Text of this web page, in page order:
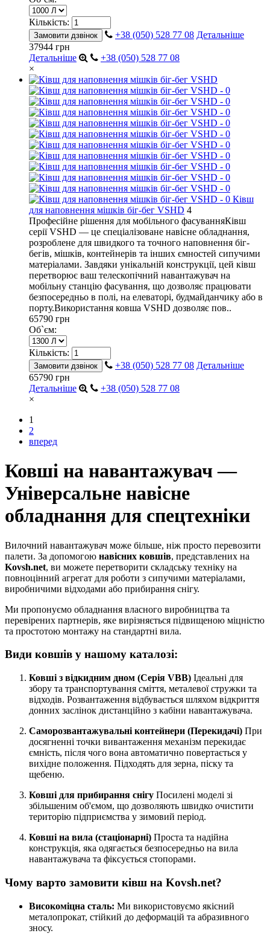
Кількість:
Замовити дзвінок +38 (050) 528 77 08 Детальніше
37944 грн
Детальніше
+38 (050) 528 77 08
×
Ківш
для наповнення мішків біг-бег VSHD 4
Професійне рішення для мобільного фасуванняКівш
серії VSHD — це спеціалізоване навісне обладнання,
розроблене для швидкого та точного наповнення біг-
бегів, мішків, контейнерів та інших ємностей сипучими
матеріалами. Завдяки унікальній конструкції, цей ківш
перетворює ваш телескопічний навантажувач на
мобільну станцію фасування, що дозволяє працювати
безпосередньо в полі, на елеваторі, будмайданчику або в
порту.Використання ковша VSHD дозволяє пов..
65790 грн
Об`єм:
Кількість:
Замовити дзвінок +38 (050) 528 77 08 Детальніше
65790 грн
Детальніше
+38 (050) 528 77 08
×
1
2
вперед
Ковші на навантажувач —
Універсальне навісне
обладнання для спецтехніки
Вилочний навантажувач може більше, ніж просто перевозити
палети. За допомогою навісних ковшів, представлених на
Kovsh.net, ви можете перетворити складську техніку на
повноцінний агрегат для роботи з сипучими матеріалами,
виробничими відходами або прибирання снігу.
Ми пропонуємо обладнання власного виробництва та
перевірених партнерів, яке вирізняється підвищеною міцністю
та простотою монтажу на стандартні вила.
Види ковшів у нашому каталозі:
Ковші з відкидним дном (Серія VBB) Ідеальні для
збору та транспортування сміття, металевої стружки та
відходів. Розвантаження відбувається шляхом відкриття
донних заслінок дистанційно з кабіни навантажувача.
Саморозвантажувальні контейнери (Перекидачі) При
досягненні точки вивантаження механізм перекидає
ємність, після чого вона автоматично повертається у
вихідне положення. Підходять для зерна, піску та
щебеню.
Ковші для прибирання снігу Посилені моделі зі
збільшеним об'ємом, що дозволяють швидко очистити
територію підприємства у зимовий період.
Ковші на вила (стаціонарні) Проста та надійна
конструкція, яка одягається безпосередньо на вила
навантажувача та фіксується стопорами.
Чому варто замовити ківш на Kovsh.net?
Високоміцна сталь: Ми використовуємо якісний
металопрокат, стійкий до деформацій та абразивного
зносу.